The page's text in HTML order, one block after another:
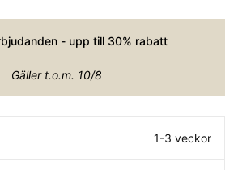
- upp till 30% rabatt
Gäller t.o.m. 10/8
1-3 veckor